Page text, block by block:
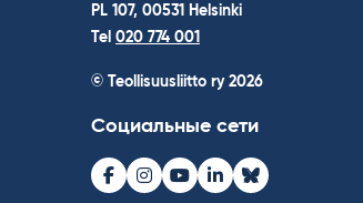
PL 107, 00531 Helsinki
Tel 020 774 001
© Teollisuusliitto ry 2026
Социальные сети
Facebook
Instagram
Youtube
LinkedInBluesky